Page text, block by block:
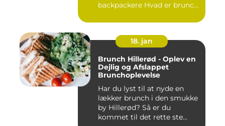
backpackere Hvad er brunch
18. jan
Brunch Hillerød - Oplev en
Dejlig og Afslappet
Brunchoplevelse
Har du lyst til at nyde en
lækker brunch i den smukke
by Hillerød? Så er du
kommet til det rette ste...